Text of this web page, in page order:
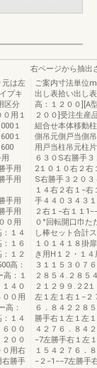
元は左
プキ
区分
用１
１
１
手用
手用
手用
手用
０用
１４
１６
１２
高：
高：１
４０
００用
高：
１４
００
００
０用右
右勝手
右ページから抽出
ご案内寸法単位
出し表拾い出し
高：１２００][A
２００]受注生産
組合せ本体移動
側吊元側戸当側
用戸当柱吊元柱
６３０S右勝手
2１０１０右２右
S右勝手３２０
１４右２右１−
手４４０３４３
２右１−右１１
０°回転開口巾た
し棒セット合計
１０１４１８掛
き用H１２・１
３１１５３０７
２８５４.２８５
２１２９９.２2
左１左１右１−２
６．８４２２８
勝手右１左１左
４２７６．８４
−7左勝手右１左
１５４２７６．
−２−1−−7左勝手